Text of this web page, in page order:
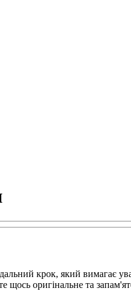
крок, який вимагає
оригінальне та